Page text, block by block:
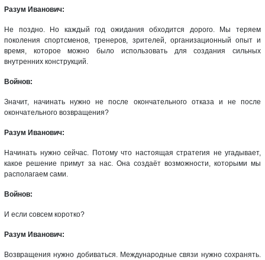
Разум Иванович:
Не поздно. Но каждый год ожидания обходится дорого. Мы теряем
поколения спортсменов, тренеров, зрителей, организационный опыт и
время, которое можно было использовать для создания сильных
внутренних конструкций.
Войнов:
Значит, начинать нужно не после окончательного отказа и не после
окончательного возвращения?
Разум Иванович:
Начинать нужно сейчас. Потому что настоящая стратегия не угадывает,
какое решение примут за нас. Она создаёт возможности, которыми мы
располагаем сами.
Войнов:
И если совсем коротко?
Разум Иванович:
Возвращения нужно добиваться. Международные связи нужно сохранять.